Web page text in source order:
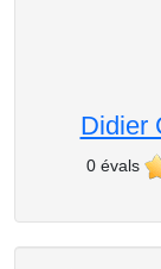
Didier
0 évals